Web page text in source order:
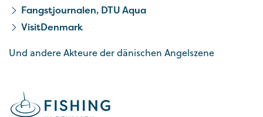
Fangstjournalen, DTU Aqua
VisitDenmark
Und andere Akteure der dänischen Angelszene